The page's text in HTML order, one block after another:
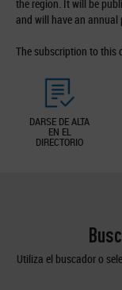
the region. It will be
and will have an annual
The subscription to this
DARSE DE ALTA
EN EL
DIRECTORIO
Utiliza el buscador o